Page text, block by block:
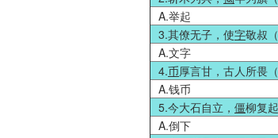
A.举起
3.其僚无子，使字敬叔
A.文字
4.币厚言甘，古人所畏
A.钱币
5.今大石自立， 僵柳复
A.倒下